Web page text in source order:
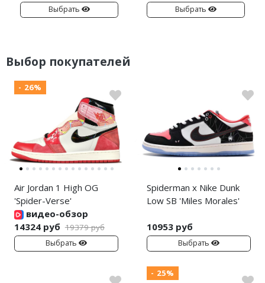
Выбрать Выбрать
Выбор покупателей
- 26%
Air Jordan 1 High OG
'Spider-Verse'
видео-обзор
14324 руб 19379 руб
Выбрать
Spiderman x Nike Dunk
Low SB 'Miles Morales'
10953 руб
Выбрать
- 25%